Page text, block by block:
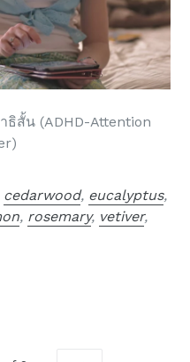
ธิสั้น (ADHD-Attention
cedarwood, eucalyptus,
, rosemary, vetiver,